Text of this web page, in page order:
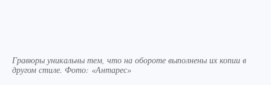
Гравюры уникальны тем, что на обороте выполнены их копии в
другом стиле. Фото: «Антарес»